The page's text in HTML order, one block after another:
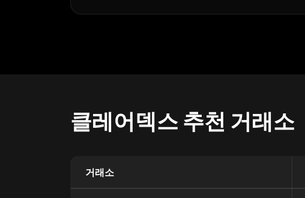
클레어덱스 추천 거래소
거래소